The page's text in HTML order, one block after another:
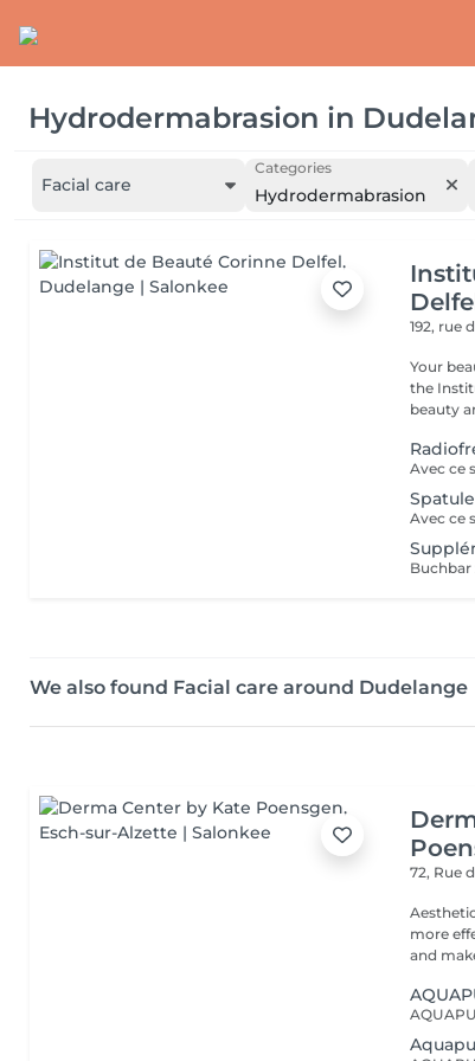
Hydrodermabrasion in
Facial care
Categories
Hydrodermabrasion
192, rue
Your
the
beauty
We also found Facial care around Dudelange
72, Rue
more
and